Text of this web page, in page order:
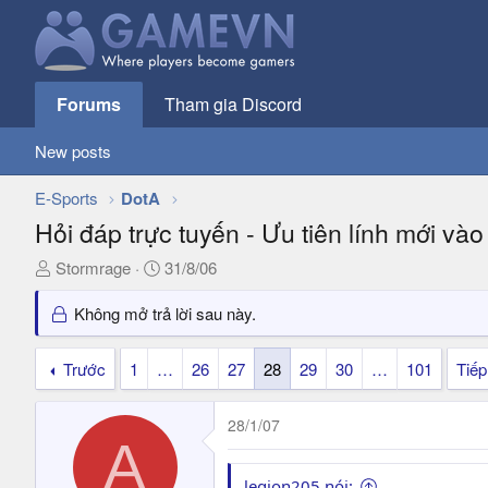
Forums Tham gia Discord
New posts
E-Sports DotA
Hỏi đáp trực tuyến - Ưu tiên lính mới
T
r
e
Stormrage
N
à
y
ử
31/8/06
Không mở trả lời sau này.
Trước 1 … 26 27 28 29 30 … 101 Tiếp
A
28/1/07